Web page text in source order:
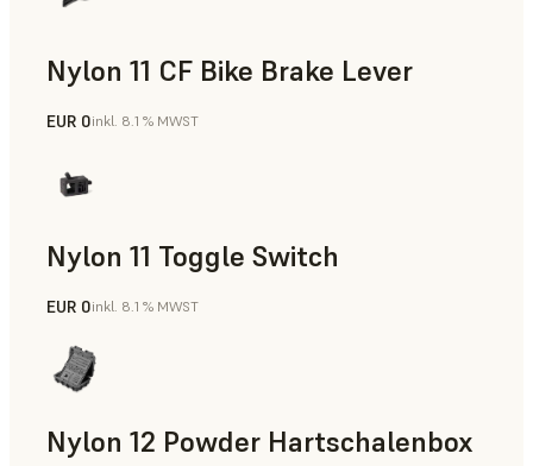
Nylon 11 CF Bike Brake Lever
SLS-Pulver
EUR 0inkl. 8.1 % MWST
Nylon 11 Toggle Switch
SLS-Pulver
EUR 0inkl. 8.1 % MWST
Nylon 12 Powder Hartschalenbox